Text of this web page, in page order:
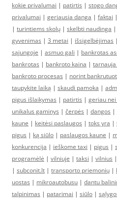
kokie privalumai | patirtis | stogo
privalumai | geriausia danga | faktai |
| turintiems skolų | skelbti naudinga |
gyvenimas | 3 metai | išsigelbėjimas |
sąjungoje | asmuo gali | bankrotas
bankrotas | bankroto kaina | tarnauja
bankroto procesas | norint
taupykite laiką | skaudi pamoka |
pigus išlaikymas | patirtis | geriau
unikalus gaminys | čerpės | dangos |
kaune | keitėsi paslaugos | toks yra |
pigus | ką siūlo | paslaugos kaune |
konkurencija | ieškome taxi | pigus |
programėlė | vilniuje | taksi | vilnius |
| subconit.lt | transporto priemonių |
uostas | mikroautobusu | dantu
talpinimas | patarimai | siūlo |